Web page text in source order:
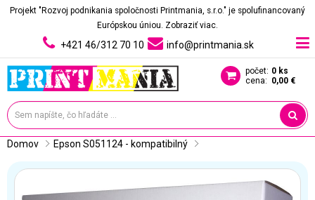
Projekt "Rozvoj podnikania spoločnosti Printmania, s.r.o." je spolufinancovaný
Európskou úniou. Zobraziť viac.
+421 46/312 70 10 info@printmania.sk
počet: 0 ks
cena: 0,00 €
Domov Epson S051124 - kompatibilný